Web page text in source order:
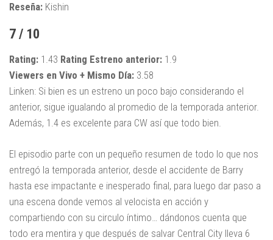
Reseña: Kishin
7 / 10
Rating: 1.43 Rating Estreno anterior: 1.9
Viewers en Vivo + Mismo Día: 3.58
Linken: Si bien es un estreno un poco bajo considerando el
anterior, sigue igualando al promedio de la temporada anterior.
Además, 1.4 es excelente para CW así que todo bien.
El episodio parte con un pequeño resumen de todo lo que nos
entregó la temporada anterior, desde el accidente de Barry
hasta ese impactante e inesperado final, para luego dar paso a
una escena donde vemos al velocista en acción y
compartiendo con su circulo íntimo… dándonos cuenta que
todo era mentira y que después de salvar Central City lleva 6